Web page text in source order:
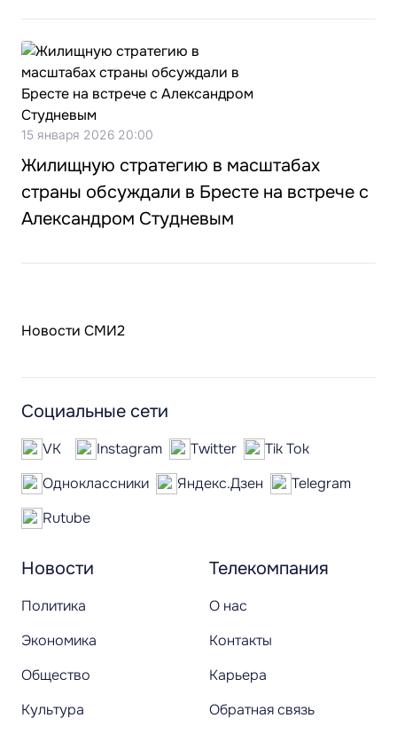
15 января 2026 20:00
Жилищную стратегию в масштабах
страны обсуждали в Бресте на встрече с
Александром Студневым
Новости СМИ2
Новости
Политика
Экономика
Общество
Культура
Телекомпания
О нас
Контакты
Карьера
Обратная связь
Социальные сети
VK Instagram Twitter
Tik Tok
Одноклассники
Яндекс.Дзен
Telegram
Rutube